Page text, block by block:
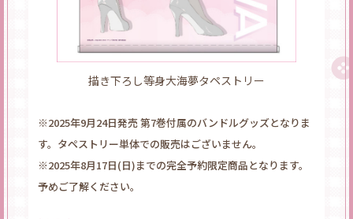
描き下ろし等身大海夢タペストリー
※2025年9月24日発売 第7巻付属のバンドルグッズとなりま
す。タペストリー単体での販売はございません。
※2025年8月17日(日)までの完全予約限定商品となります。
予めご了解ください。